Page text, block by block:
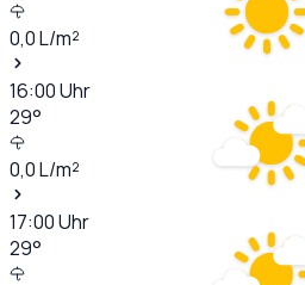
0,0L/m²
16:00Uhr
29°
0,0L/m²
17:00Uhr
29°